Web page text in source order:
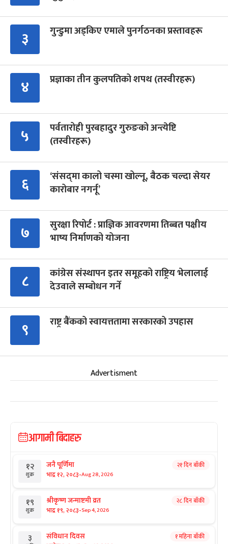
३ गुन्डुमा अड्किए एमाले पुनर्गठनका प्रस्तावहरू
४ प्रज्ञाका तीन कुलपतिको शपथ (तस्वीरहरू)
५
पर्वतारोही पुरबहादुर गुरुङको अन्त्येष्टि
(तस्वीरहरू)
६
‘संसद्‍मा कालो चस्मा खोल्नू, बैठक चल्दा सेयर
कारोबार नगर्नू’
७
सुरक्षा रिपोर्ट : प्राज्ञिक आवरणमा तिब्बत पक्षीय
भाष्य निर्माणको योजना
८
कांग्रेस संस्थापन इतर समूहको राष्ट्रिय भेलालाई
देउवाले सम्बोधन गर्ने
९ राष्ट्र बैंकको स्वायत्ततामा सरकारको उपहास
Advertisment
आगामी बिदाहरु
१२
शुक्र
जनै पूर्णिमा
भाद्र १२, २०८३-Aug 28, 2026
२१ दिन बाँकी
१९
शुक्र
श्रीकृष्ण जन्माष्टमी व्रत
भाद्र १९, २०८३-Sep 4, 2026
२८ दिन बाँकी
३ संविधान दिवस १ महिना बाँकी